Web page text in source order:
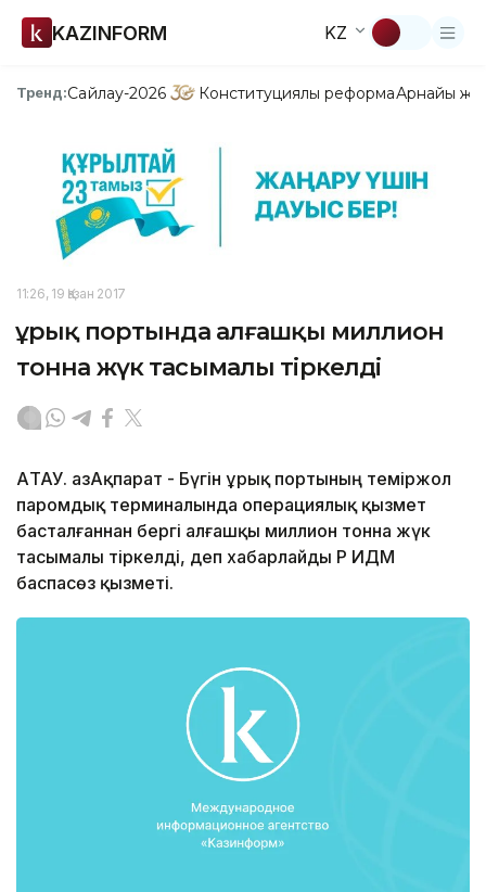
KAZINFORM KZ
Тренд:Сайлау-2026 Конституциялық реформаАрнайы
11:26, 19 Қазан 2017
Құрық портында алғашқы миллион
тонна жүк тасымалы тіркелді
АҚТАУ. ҚазАқпарат - Бүгін Құрық портының теміржол
паромдық терминалында операциялық қызмет
басталғаннан бергі алғашқы миллион тонна жүк
тасымалы тіркелді, деп хабарлайды ҚР ИДМ
баспасөз қызметі.